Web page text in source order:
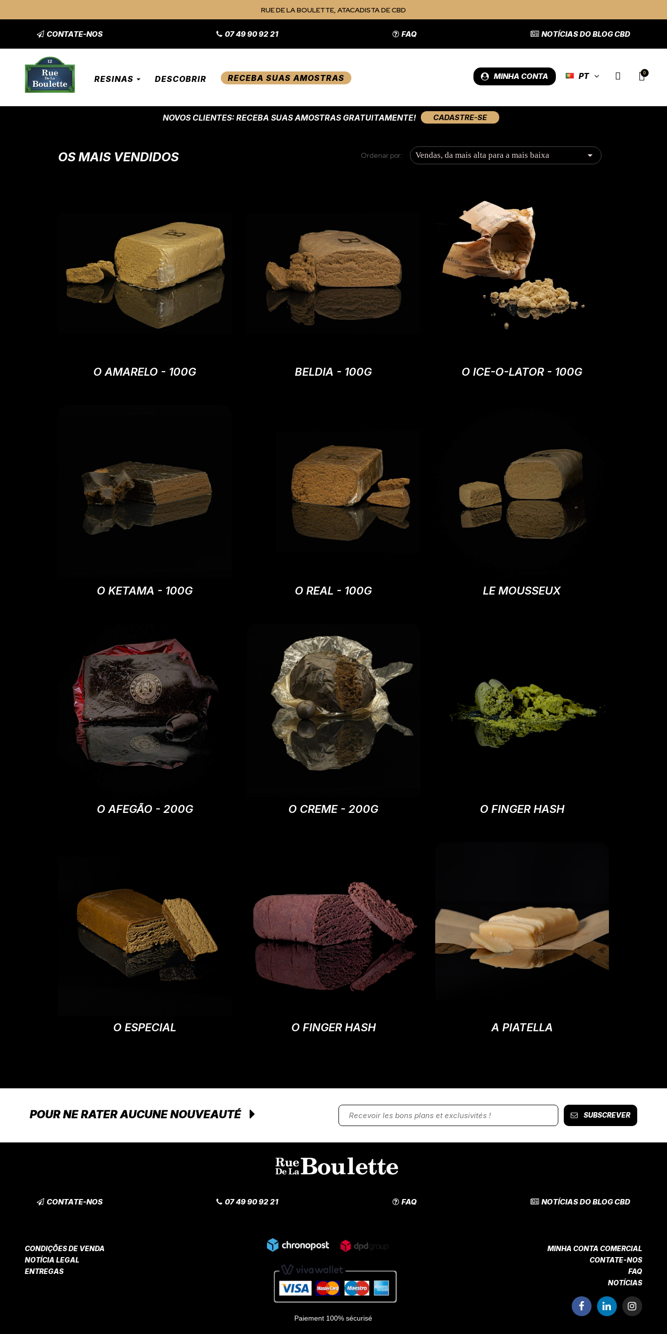
RUE DE LA BOULETTE, ATACADISTA DE CBD
CONTATE-NOS 07 49 90 92 21 FAQ NOTÍCIAS DO BLOG CBD
MINHA CONTA PT
RESINAS DESCOBRIR RECEBA SUAS AMOSTRAS
NOVOS CLIENTES: RECEBA SUAS AMOSTRAS GRATUITAMENTE! CADASTRE-SE
OS MAIS VENDIDOS Ordenar por: Vendas, da mais alta para a mais baixa 
O AMARELO - 100G BELDIA - 100G O ICE-O-LATOR - 100G
O KETAMA - 100G O REAL - 100G LE MOUSSEUX
O AFEGÃO - 200G O CREME - 200G O FINGER HASH
O ESPECIAL O FINGER HASH A PIATELLA
POUR NE RATER AUCUNE NOUVEAUTÉ SUBSCREVER
CONTATE-NOS 07 49 90 92 21 FAQ NOTÍCIAS DO BLOG CBD
CONDIÇÕES DE VENDA
NOTÍCIA LEGAL
ENTREGAS
Paiement 100% sécurisé
MINHA CONTA COMERCIAL
CONTATE-NOS
FAQ
NOTÍCIAS